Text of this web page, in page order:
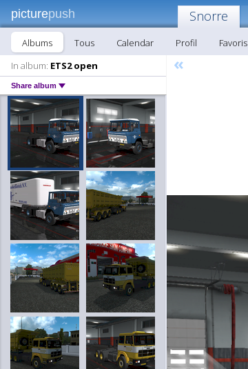
picturepush Snorre
Albums Tous Calendar Profil Favoris
In album: ETS2 open
Share album
«